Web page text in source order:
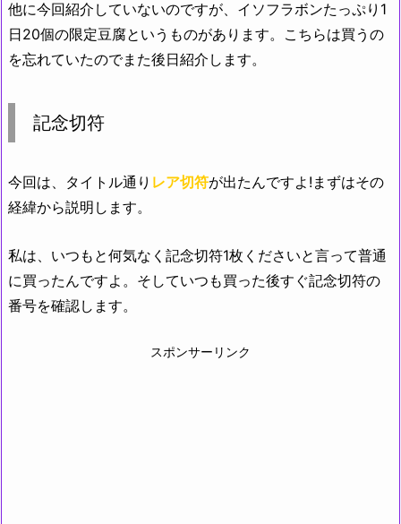
他に今回紹介していないのですが、イソフラボンたっぷり1
日20個の限定豆腐というものがあります。こちらは買うの
を忘れていたのでまた後日紹介します。
記念切符
今回は、タイトル通り レア切符が出たんですよ!まずはその
経緯から説明します。
私は、いつもと何気なく記念切符1枚くださいと言って普通
に買ったんですよ。そしていつも買った後すぐ記念切符の
番号を確認します。
スポンサーリンク